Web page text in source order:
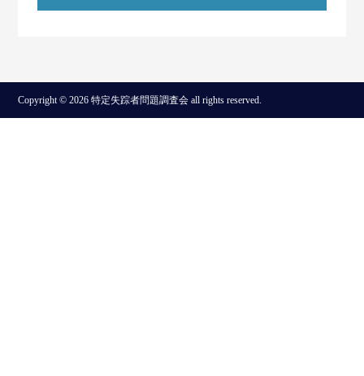
Copyright © 2026 特定失踪者問題調査会 all rights reserved.